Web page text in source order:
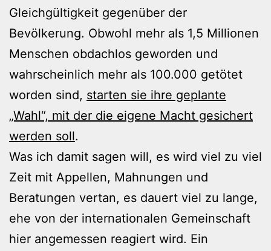
Gleichgültigkeit gegenüber der
Bevölkerung. Obwohl mehr als 1,5 Millionen
Menschen obdachlos geworden und
wahrscheinlich mehr als 100.000 getötet
worden sind, starten sie ihre geplante
„Wahl“, mit der die eigene Macht gesichert
werden soll.
Was ich damit sagen will, es wird viel zu viel
Zeit mit Appellen, Mahnungen und
Beratungen vertan, es dauert viel zu lange,
ehe von der internationalen Gemeinschaft
hier angemessen reagiert wird. Ein